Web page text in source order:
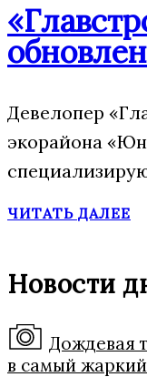
Девелопер
экорайона
ЧИТАТЬ ДАЛЕЕ
Новости
Дождевая
в самый